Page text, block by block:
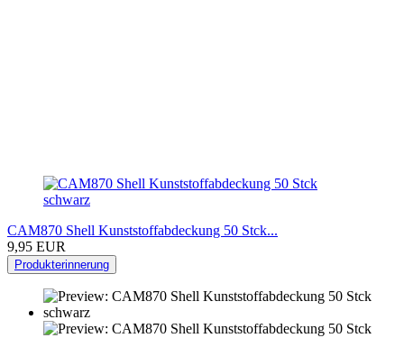
CAM870 Shell Kunststoffabdeckung 50 Stck...
9,95 EUR
Produkterinnerung